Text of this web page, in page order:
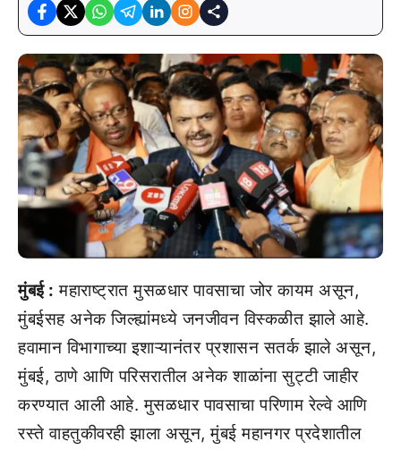
मुंबई : महाराष्ट्रात मुसळधार पावसाचा जोर कायम असून,
मुंबईसह अनेक जिल्ह्यांमध्ये जनजीवन विस्कळीत झाले आहे.
हवामान विभागाच्या इशाऱ्यानंतर प्रशासन सतर्क झाले असून,
मुंबई, ठाणे आणि परिसरातील अनेक शाळांना सुट्टी जाहीर
करण्यात आली आहे. मुसळधार पावसाचा परिणाम रेल्वे आणि
रस्ते वाहतुकीवरही झाला असून, मुंबई महानगर प्रदेशातील